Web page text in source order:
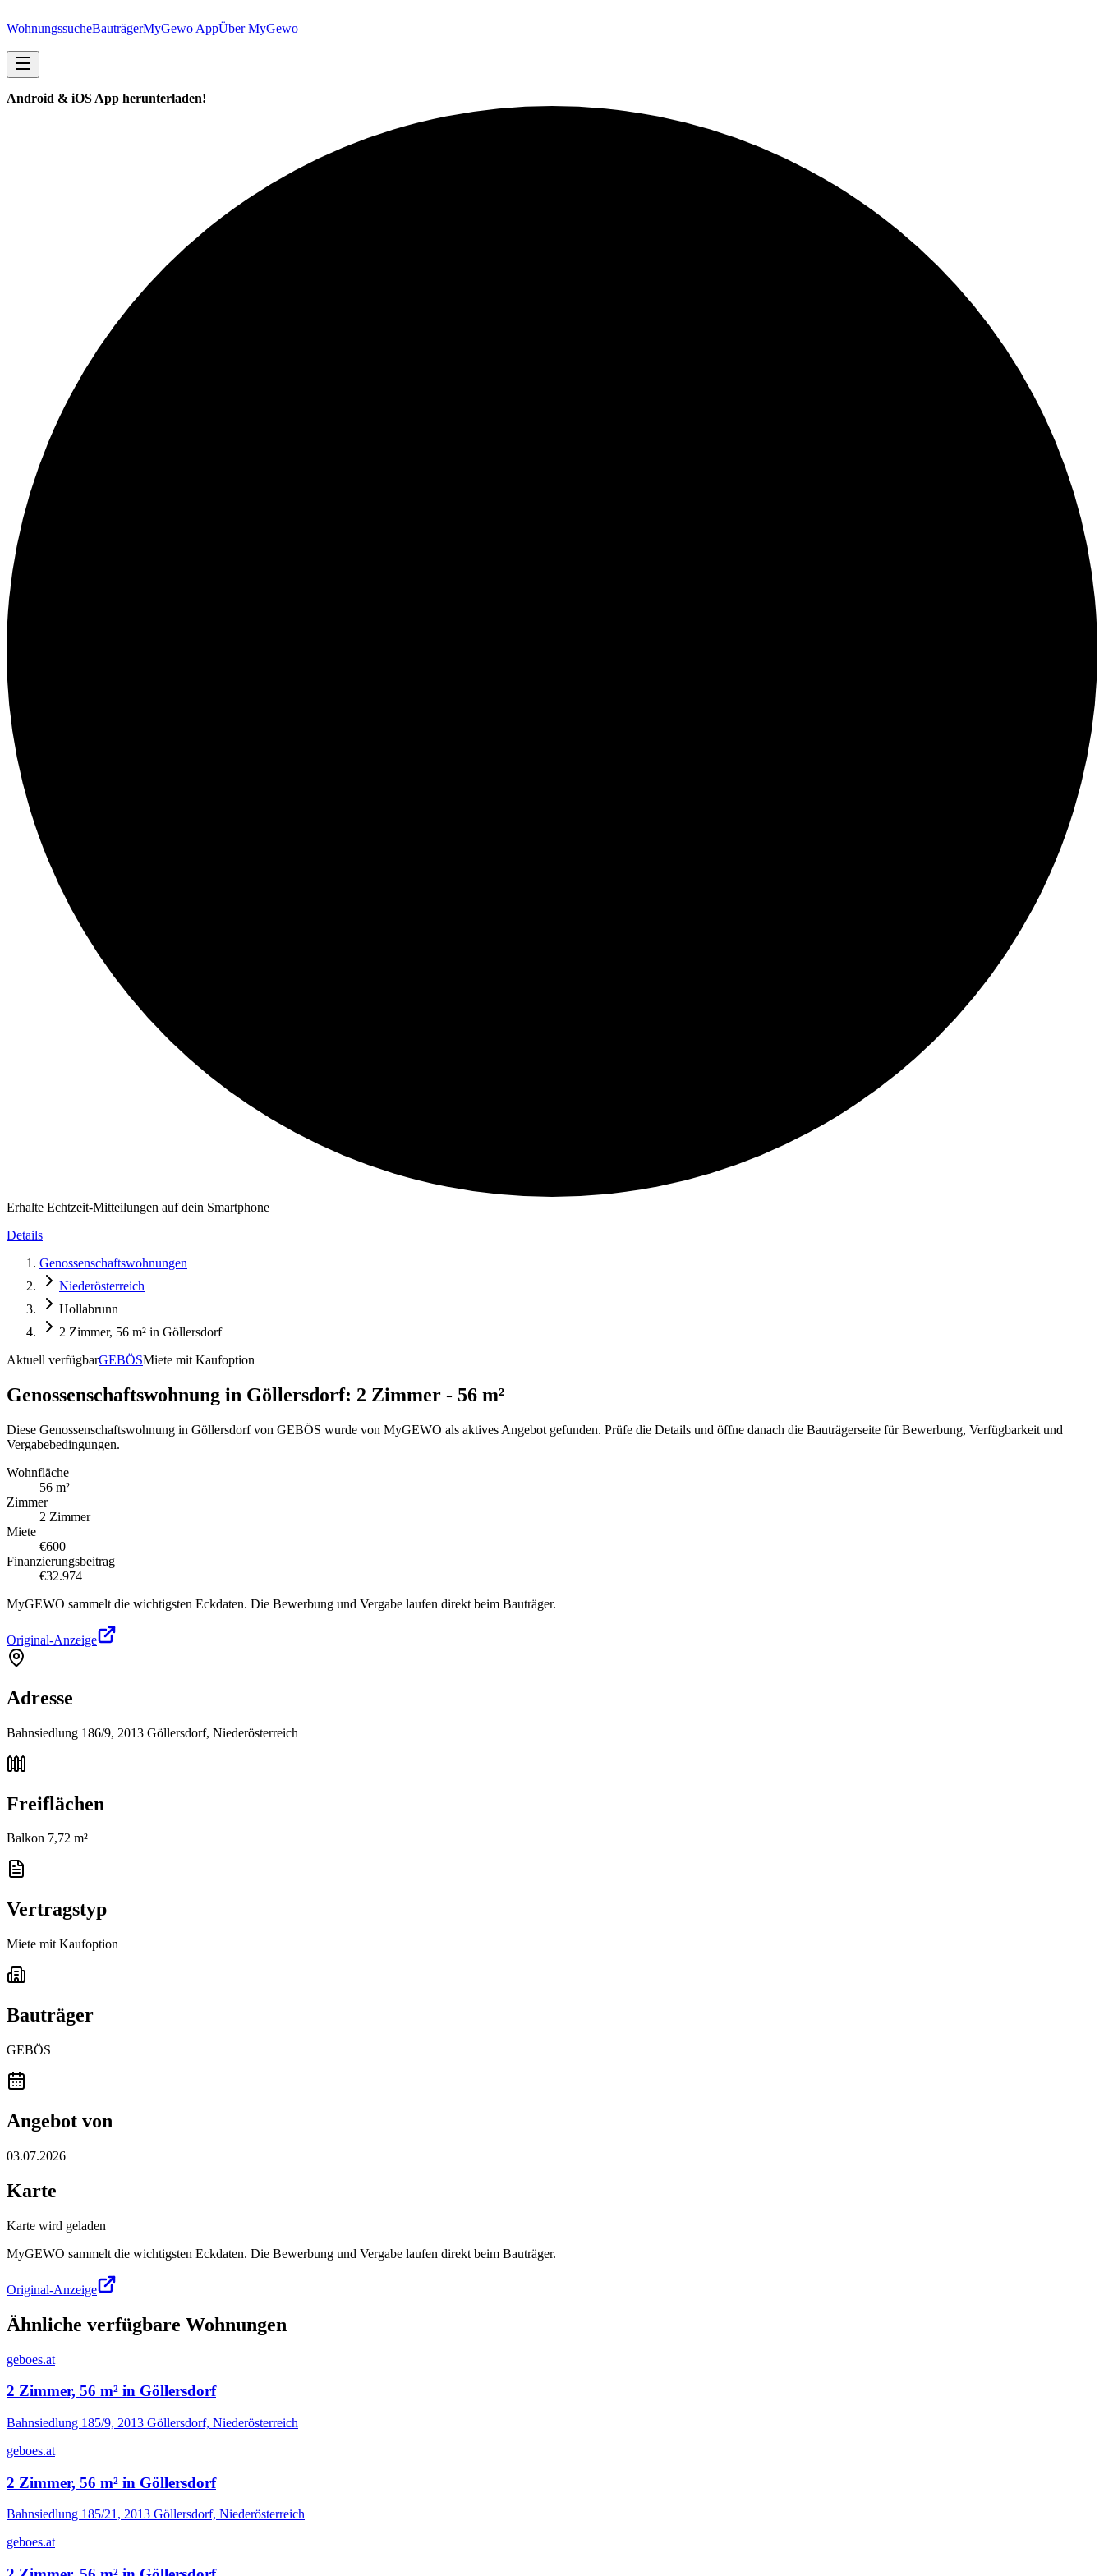
WohnungssucheBauträgerMyGewo AppÜber MyGewo
Android & iOS App herunterladen!
Erhalte Echtzeit-Mitteilungen auf dein Smartphone
Details
Genossenschaftswohnungen
Niederösterreich
Hollabrunn
2 Zimmer, 56 m² in Göllersdorf
Aktuell verfügbarGEBÖSMiete mit Kaufoption
Genossenschaftswohnung in Göllersdorf: 2 Zimmer - 56 m²
Diese Genossenschaftswohnung in Göllersdorf von GEBÖS wurde von MyGEWO als aktives Angebot gefunden. Prüfe die Details und öffne danach die Bauträgerseite für Bewerbung, Verfügbarkeit und
Vergabebedingungen.
Wohnfläche
56 m²
Zimmer
2 Zimmer
Miete
€600
Finanzierungsbeitrag
€32.974
MyGEWO sammelt die wichtigsten Eckdaten. Die Bewerbung und Vergabe laufen direkt beim Bauträger.
Original-Anzeige
Adresse
Bahnsiedlung 186/9, 2013 Göllersdorf, Niederösterreich
Freiflächen
Balkon 7,72 m²
Vertragstyp
Miete mit Kaufoption
Bauträger
GEBÖS
Angebot von
03.07.2026
Karte
Karte wird geladen
MyGEWO sammelt die wichtigsten Eckdaten. Die Bewerbung und Vergabe laufen direkt beim Bauträger.
Original-Anzeige
Ähnliche verfügbare Wohnungen
geboes.at
2 Zimmer, 56 m² in Göllersdorf
Bahnsiedlung 185/9, 2013 Göllersdorf, Niederösterreich
geboes.at
2 Zimmer, 56 m² in Göllersdorf
Bahnsiedlung 185/21, 2013 Göllersdorf, Niederösterreich
geboes.at